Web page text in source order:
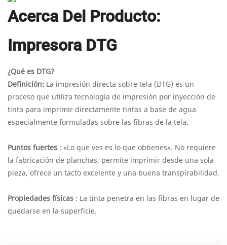
Acerca Del Producto:
Impresora DTG
¿Qué es DTG?
Definición: La impresión directa sobre tela (DTG) es un
proceso que utiliza tecnología de impresión por inyección de
tinta para imprimir directamente tintas a base de agua
especialmente formuladas sobre las fibras de la tela.
Puntos fuertes : «Lo que ves es lo que obtienes». No requiere
la fabricación de planchas, permite imprimir desde una sola
pieza, ofrece un tacto excelente y una buena transpirabilidad.
Propiedades físicas : La tinta penetra en las fibras en lugar de
quedarse en la superficie.